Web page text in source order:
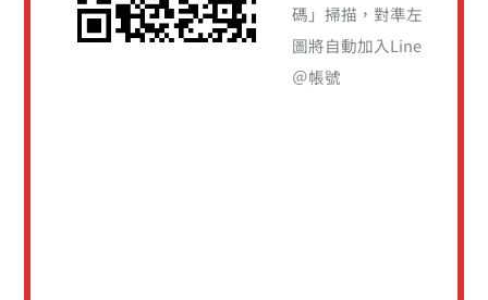
碼」掃描，對準左
圖將自動加入Line
＠帳號